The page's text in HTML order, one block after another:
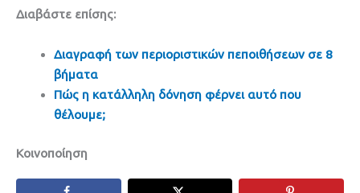
Διαβάστε επίσης:
Διαγραφή των περιοριστικών πεποιθήσεων σε 8
βήματα
Πώς η κατάλληλη δόνηση φέρνει αυτό που
θέλουμε;
Κοινοποίηση